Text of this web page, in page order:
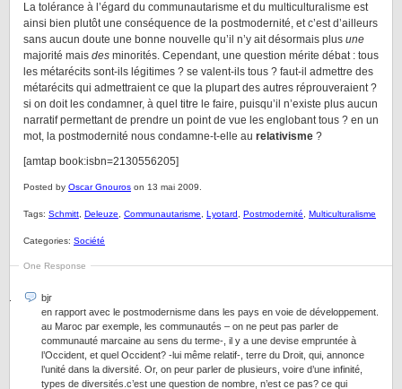
La tolérance à l’égard du communautarisme et du multiculturalisme est
ainsi bien plutôt une conséquence de la postmodernité, et c’est d’ailleurs
sans aucun doute une bonne nouvelle qu’il n’y ait désormais plus une
majorité mais des minorités. Cependant, une question mérite débat : tous
les métarécits sont-ils légitimes ? se valent-ils tous ? faut-il admettre des
métarécits qui admettraient ce que la plupart des autres réprouveraient ?
si on doit les condamner, à quel titre le faire, puisqu’il n’existe plus aucun
narratif permettant de prendre un point de vue les englobant tous ? en un
mot, la postmodernité nous condamne-t-elle au relativisme ?
[amtap book:isbn=2130556205]
Posted by Oscar Gnouros on 13 mai 2009.
Tags: Schmitt Deleuze Communautarisme Lyotard Postmodernité Multiculturalisme
Categories: Société
One Response
bjr
en rapport avec le postmodernisme dans les pays en voie de développement.
au Maroc par exemple, les communautés – on ne peut pas parler de
communauté marcaine au sens du terme-, il y a une devise empruntée à
l’Occident, et quel Occident? -lui même relatif-, terre du Droit, qui, annonce
l’unité dans la diversité. Or, on peur parler de plusieurs, voire d’une infinité,
types de diversités.c’est une question de nombre, n’est ce pas? ce qui